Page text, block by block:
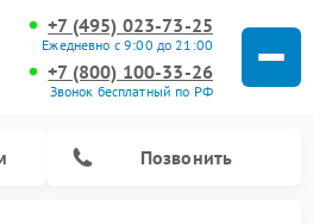
+7 (495) 023-73-25
Ежедневно с 9:00 до 21:00
+7 (800) 100-33-26
Звонок бесплатный по РФ
Позвонить